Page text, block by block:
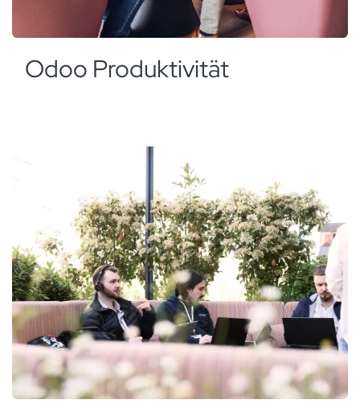
Odoo Produktivität